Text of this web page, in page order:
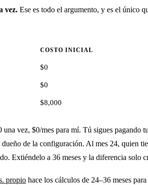
vez. Ese es todo el argumento, y es el único
COSTO INICIAL
$0
$0
$8,000
vez, $0/mes para mí. Tú sigues
de la configuración. Al mes 24, quien
Extiéndelo a 36 meses y la diferencia solo
propio hace los cálculos de 24–36 meses